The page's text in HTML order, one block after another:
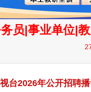
台2026年公开招聘